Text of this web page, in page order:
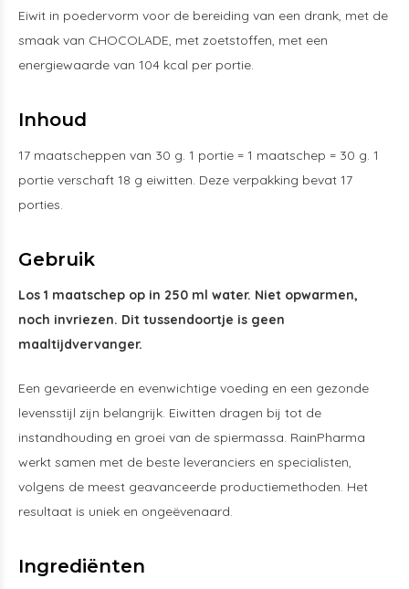
Eiwit in poedervorm voor de bereiding van een drank, met de
smaak van CHOCOLADE, met zoetstoffen, met een
energiewaarde van 104 kcal per portie.
Inhoud
17 maatscheppen van 30 g. 1 portie = 1 maatschep = 30 g. 1
portie verschaft 18 g eiwitten. Deze verpakking bevat 17
porties.
Gebruik
Los 1 maatschep op in 250 ml water. Niet opwarmen,
noch invriezen. Dit tussendoortje is geen
maaltijdvervanger.
Een gevarieerde en evenwichtige voeding en een gezonde
levensstijl zijn belangrijk. Eiwitten dragen bij tot de
instandhouding en groei van de spiermassa. RainPharma
werkt samen met de beste leveranciers en specialisten,
volgens de meest geavanceerde productiemethoden. Het
resultaat is uniek en ongeëvenaard.
Ingrediënten